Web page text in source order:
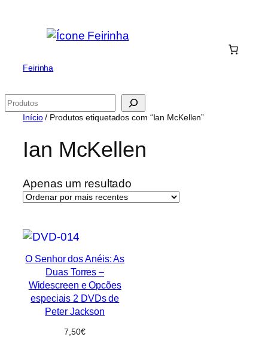
Feirinha
Pesquisar
Início/ Produtos etiquetados com “Ian McKellen”
Ian McKellen
Apenas um resultado
O Senhor dos Anéis: As
Duas Torres –
Widescreen e Opcões
especiais 2 DVDs de
Peter Jackson
7,50€